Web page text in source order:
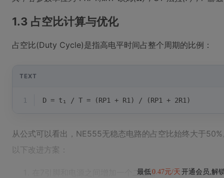
1.3 占空比计算与优化
占空比(Duty Cycle)是指高电平时间占整个周期的比例：
TEXT
1 D = t₁ / T = (RP1 + R1) / (RP1 + 2R1)
从公式可以看出，NE555无稳态电路的占空比始终大于
以下改进方案：
在7引脚和电源之间增加一个二极管
最低0.47元/天 开通会员,解